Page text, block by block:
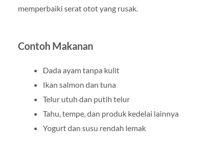
memperbaiki serat otot yang rusak.
Contoh Makanan
Dada ayam tanpa kulit
Ikan salmon dan tuna
Telur utuh dan putih telur
Tahu, tempe, dan produk kedelai lainnya
Yogurt dan susu rendah lemak